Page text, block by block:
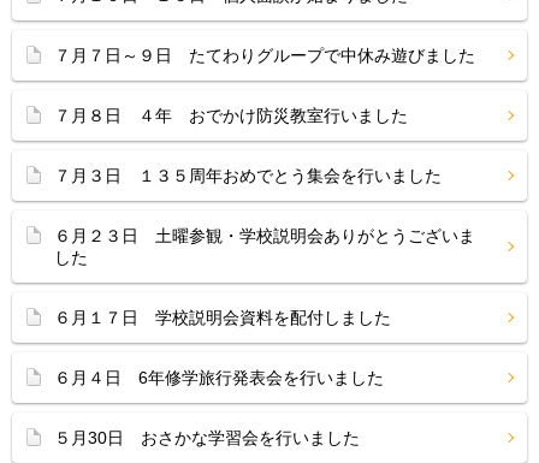
７月７日～９日 たてわりグループで中休み遊びました
７月８日 ４年 おでかけ防災教室行いました
７月３日 １３５周年おめでとう集会を行いました
６月２３日 土曜参観・学校説明会ありがとうございま
した
６月１７日 学校説明会資料を配付しました
６月４日 6年修学旅行発表会を行いました
５月30日 おさかな学習会を行いました